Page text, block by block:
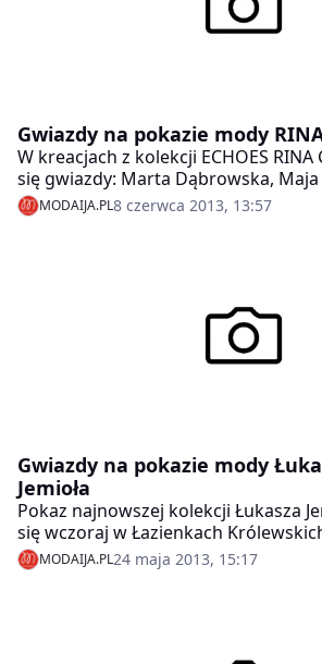
Gwiazdy na pokazie mody RINA
W kreacjach z kolekcji ECHOES RINA
się gwiazdy: Marta Dąbrowska,
Aleksandra Kisio, Omenaa Mensah,
Mikołajczyk, Joanna Moro,
MODAIJA.PL8 czerwca 2013, 13:57
Gwiazdy na pokazie mody
Jemioła
Pokaz najnowszej kolekcji Łukasza
się wczoraj w Łazienkach
przyciągnął grono gwiazd, celebrytów
Klientek wziętego projektanta mody.
MODAIJA.PL24 maja 2013, 15:17